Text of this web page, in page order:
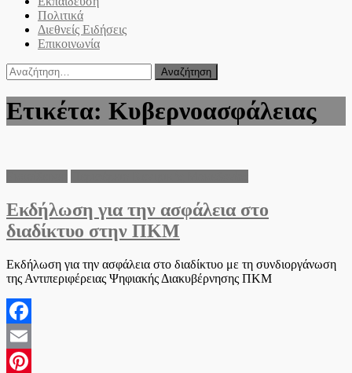
Πολιτικά
Διεθνείς Ειδήσεις
Επικοινωνία
Αναζήτηση
για:
Ετικέτα: Κυβερνοασφάλειας
Εκδήλωση για την ασφάλεια στο
διαδίκτυο στην ΠΚΜ
Εκδήλωση για την ασφάλεια στο διαδίκτυο με τη συνδιοργάνωση
της Αντιπεριφέρειας Ψηφιακής Διακυβέρνησης ΠΚΜ
Facebook
Email